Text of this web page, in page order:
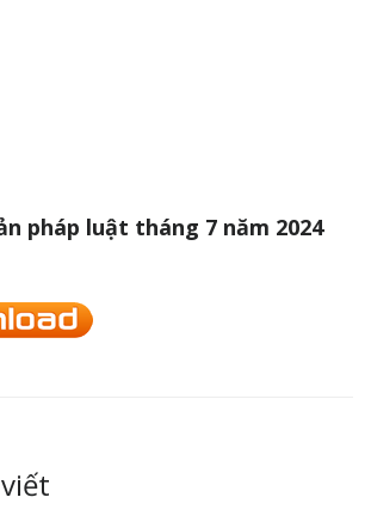
pháp luật tháng 7 năm 2024